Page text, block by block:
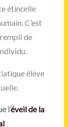
étincelle
C’est
de
élève
l’éveil de la